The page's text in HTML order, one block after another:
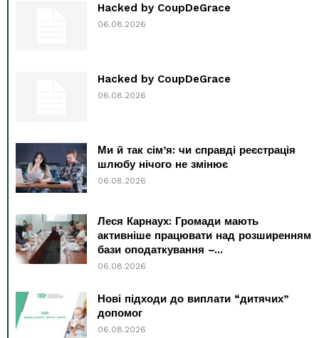
Hacked by CoupDeGrace
06.08.2026
Hacked by CoupDeGrace
06.08.2026
Ми й так сім’я: чи справді реєстрація
шлюбу нічого не змінює
06.08.2026
Леся Карнаух: Громади мають
активніше працювати над розширенням
бази оподаткування –...
06.08.2026
Нові підходи до виплати “дитячих”
допомог
06.08.2026